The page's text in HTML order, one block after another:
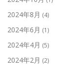
2024年8月 (4)
2024年6月 (1)
2024年4月 (5)
2024年2月 (2)